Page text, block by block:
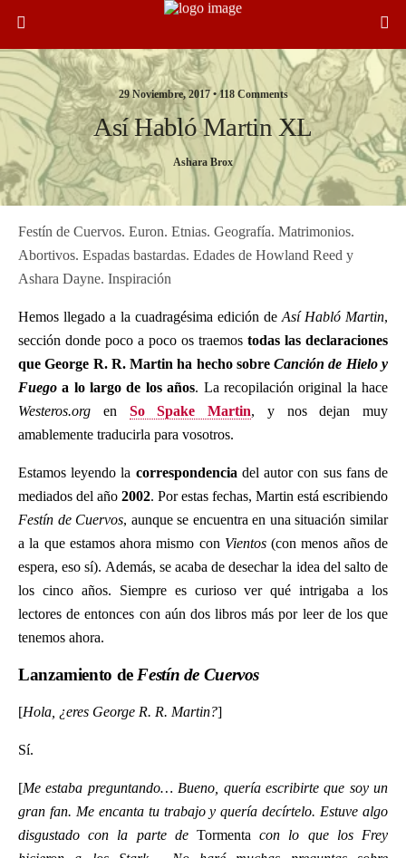
29 Noviembre, 2017 •118 Comments
Así Habló Martin XL
Ashara Brox
Festín de Cuervos. Euron. Etnias. Geografía. Matrimonios.
Abortivos. Espadas bastardas. Edades de Howland Reed y
Ashara Dayne. Inspiración
Hemos llegado a la cuadragésima edición de Así Habló Martin,
sección donde poco a poco os traemos todas las declaraciones
que George R. R. Martin ha hecho sobreCanción de Hielo y
Fuego a lo largo de los años. La recopilación original la hace
Westeros.org en So Spake Martin, y nos dejan muy
amablemente traducirla para vosotros.
Estamos leyendo la correspondencia del autor con sus fans de
mediados del año 2002. Por estas fechas, Martin está escribiendo
Festín de Cuervos, aunque se encuentra en una situación similar
a la que estamos ahora mismo con Vientos(con menos años de
espera, eso sí). Además, se acaba de desechar la idea del salto de
los cinco años. Siempre es curioso ver qué intrigaba a los
lectores de entonces con aún dos libros más por leer de los que
tenemos ahora.
Lanzamiento de Festín de Cuervos
[Hola, ¿eres George R. R. Martin?]
Sí.
[Me estaba preguntando… Bueno, quería escribirte que soy un
gran fan. Me encanta tu trabajo y quería decírtelo. Estuve algo
disgustado con la parte de Tormenta con lo que los Frey